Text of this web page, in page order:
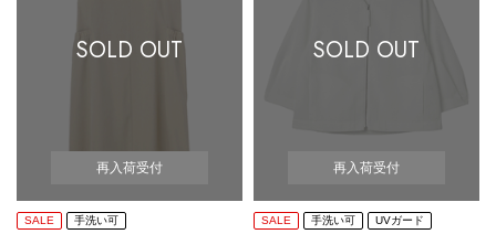
SOLD OUT
再入荷受付
SALE 手洗い可
SOLD OUT
再入荷受付
SALE 手洗い可 UVガード